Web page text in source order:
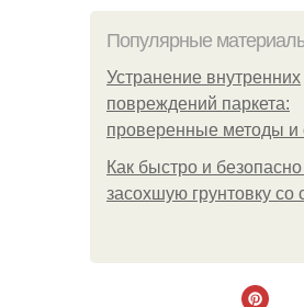
Популярные
Устранение внутренних
повреждений паркета:
проверенные методы и
Как быстро и безопасно
засохшую грунтовку со